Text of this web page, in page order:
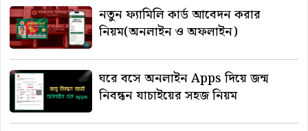
নতুন ফ্যামিলি কার্ড আবেদন করার
নিয়ম(অনলাইন ও অফলাইন)
ঘরে বসে অনলাইন Apps দিয়ে জন্ম
নিবন্ধন যাচাইয়ের সহজ নিয়ম